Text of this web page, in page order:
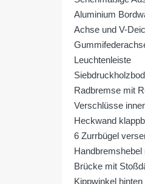
Aluminium
Achse und V-
Leuchtenleiste
Radbremse mit
Verschlüsse
Heckwand
6 Zurrbügel
Brücke mit
Kippwinkel hinten